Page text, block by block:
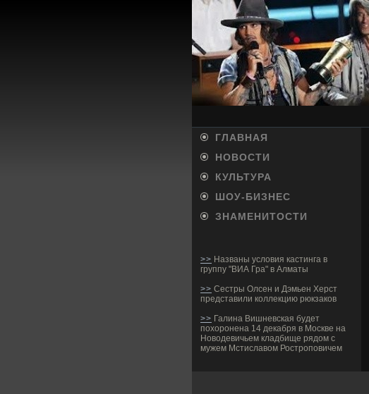
ГЛАВНАЯ
НОВОСТИ
КУЛЬТУРА
ШОУ-БИ­ЗНЕС
ЗНАМЕНИТОСТИ
>> Названы условия кастинга в
группу "ВИА Гра" в Алматы
>> Сестры Олсен и Дэмьен Херст
представили коллекцию рюкзаков
>> Галина Вишневская будет
похоронена 14 декабря в Москве на
Новодевичьем кладбище рядом с
мужем Мстиславом Ростроповичем